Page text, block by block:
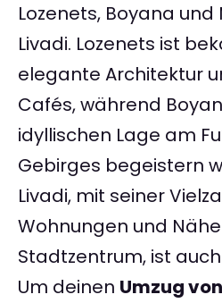
Lozenets, Boyana
Livadi. Lozenets ist
elegante Architektur
Cafés, während
idyllischen Lage am
Gebirges begeistern
Livadi, mit seiner
Wohnungen und
Stadtzentrum, ist
Um deinen Umzug